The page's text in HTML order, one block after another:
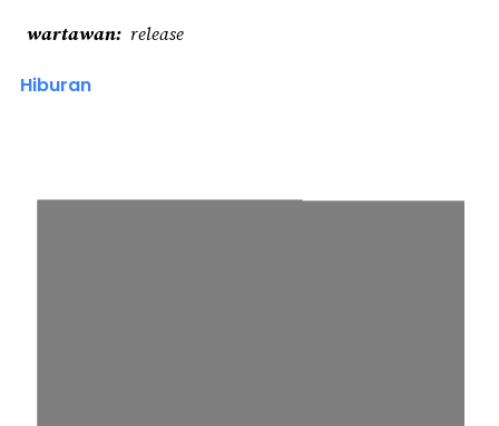
wartawan release
Hiburan